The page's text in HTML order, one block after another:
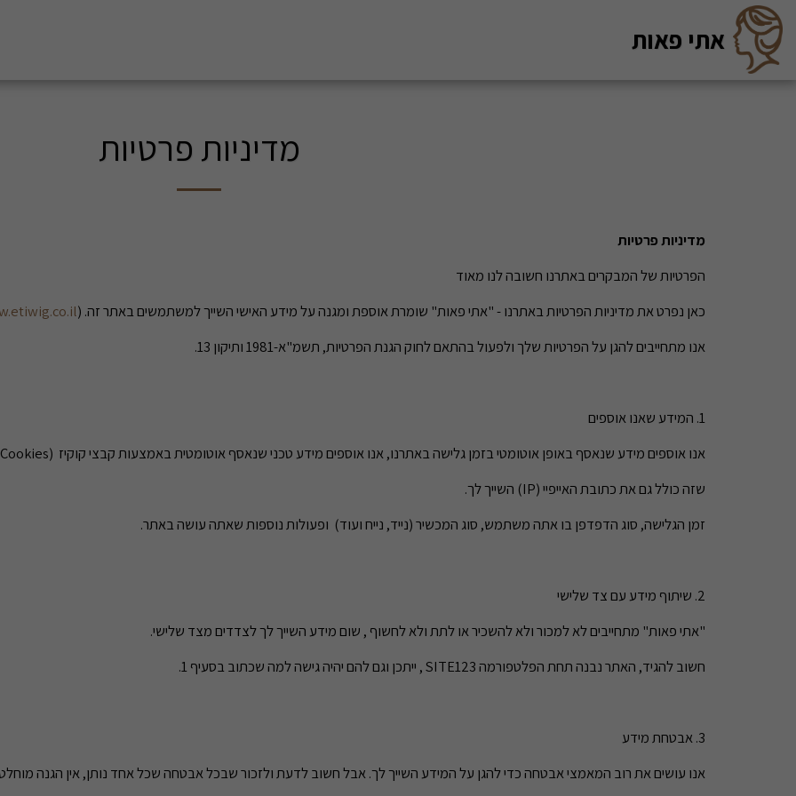
אתי פאות
מדיניות פרטיות
מדיניות פרטיות
הפרטיות של המבקרים באתרנו חשובה לנו מאוד
כאן נפרט את מדיניות הפרטיות באתרנו - "אתי פאות" שומרת אוספת ומגנה על מידע האישי השייך למשתמשים באתר זה. (
אנו מתחייבים להגן על הפרטיות שלך ולפעול בהתאם לחוק הגנת הפרטיות, תשמ"א-1981 ותיקון 13.
1. המידע שאנו אוספים
אנו אוספים מידע שנאסף באופן אוטומטי בזמן גלישה באתרנו, אנו אוספים מידע טכני שנאסף אוטומטית באמצעות קבצי קוקיז (Cookies) .
שזה כולל גם את כתובת האייפיי (IP) השייך לך.
זמן הגלישה, סוג הדפדפן בו אתה משתמש, סוג המכשיר (נייד, נייח ועוד) ופעולות נוספות שאתה עושה באתר.
2. שיתוף מידע עם צד שלישי
"אתי פאות" מתחייבים לא למכור ולא להשכיר או לתת ולא לחשוף , שום מידע השייך לך לצדדים מצד שלישי.
חשוב להגיד, האתר נבנה תחת הפלטפורמה SITE123 , ייתכן וגם להם יהיה גישה למה שכתוב בסעיף 1.
3. אבטחת מידע
אנו עושים את רוב המאמצי אבטחה כדי להגן על המידע השייך לך. אבל חשוב לדעת ולזכור שבכל אבטחה שכל אחד נותן, אין הגנה